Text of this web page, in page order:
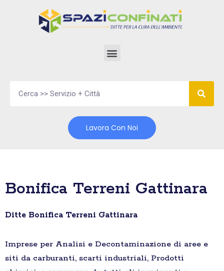
Lavora Con Noi
Bonifica Terreni Gattinara
Ditte Bonifica Terreni Gattinara
Imprese per Analisi e Decontaminazione di aree e
siti da carburanti, scarti industriali, Prodotti